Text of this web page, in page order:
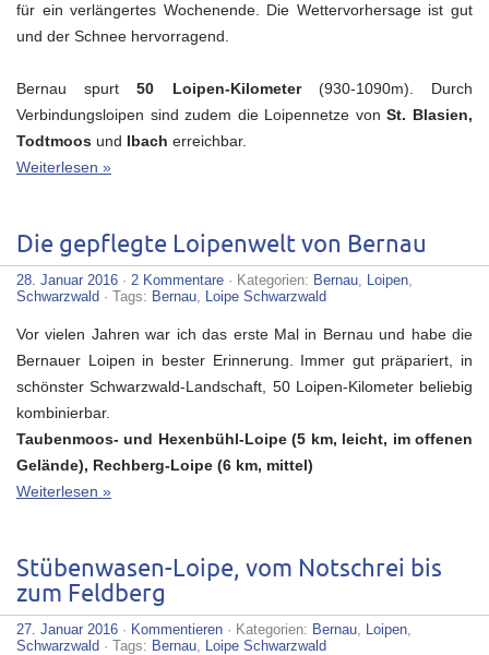
für ein verlängertes Wochenende. Die Wettervorhersage ist gut
und der Schnee hervorragend.
Bernau spurt50 Loipen-Kilometer(930-1090m). Durch
Verbindungsloipen sind zudem die Loipennetze vonSt. Blasien,
Todtmoos und Ibach erreichbar.
Weiterlesen »
Die gepflegte Loipenwelt von Bernau
28. Januar 2016 · 2 Kommentare · Kategorien: Bernau, Loipen,
Schwarzwald · Tags: Bernau, Loipe Schwarzwald
Vor vielen Jahren war ich das erste Mal in Bernau und habe die
Bernauer Loipen in bester Erinnerung. Immer gut präpariert, in
schönster Schwarzwald-Landschaft, 50 Loipen-Kilometer beliebig
kombinierbar.
Taubenmoos- und Hexenbühl-Loipe (5 km, leicht, im offenen
Gelände), Rechberg-Loipe (6 km, mittel)
Weiterlesen »
Stübenwasen-Loipe, vom Notschrei bis
zum Feldberg
27. Januar 2016 · Kommentieren · Kategorien: Bernau, Loipen,
Schwarzwald · Tags: Bernau, Loipe Schwarzwald